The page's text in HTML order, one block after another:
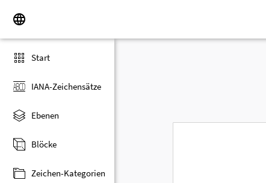
Start
IANA-Zeichensätze
Ebenen
Blöcke
Zeichen-Kategorien